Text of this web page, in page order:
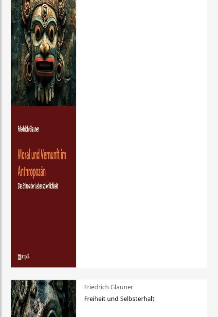
Friedrich Glauner
Freiheit und Selbsterhalt